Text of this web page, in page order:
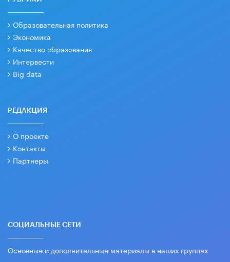
Образовательная политика
Экономика
Качество образования
Интервести
Big data
РЕДАКЦИЯ
О проекте
Контакты
Партнеры
СОЦИАЛЬНЫЕ СЕТИ
Основные и дополнительные материалы в наших группах